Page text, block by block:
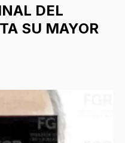
DEL
SU MAYOR